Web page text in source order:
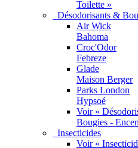
Toilette »
Désodorisants &
Air Wick
Bahoma
Croc'Odor
Febreze
Glade
Maison Berger
Parks London
Hypsoé
Voir «
Bougies -
Insecticides
Voir «